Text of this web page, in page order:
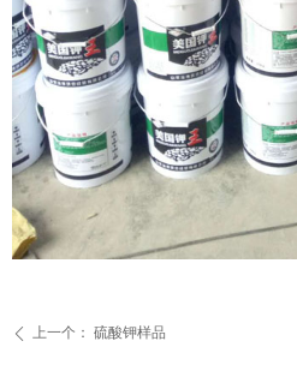
ꄴ 上一个： 硫酸钾样品